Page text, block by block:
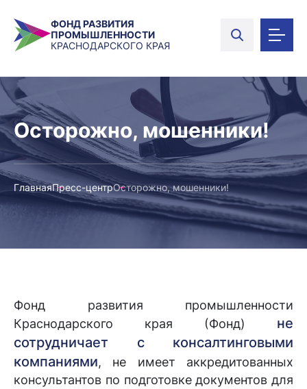
ФОНД РАЗВИТИЯ
ПРОМЫШЛЕННОСТИ
КРАСНОДАРСКОГО КРАЯ
Осторожно, мошенники!
ГлавнаяПресс-центрОсторожно, мошенники!
Фонд развития промышленности
Краснодарского края (Фонд) не
сотрудничает с консалтинговыми
компаниями, не имеет аккредитованных
консультантов по подготовке документов для